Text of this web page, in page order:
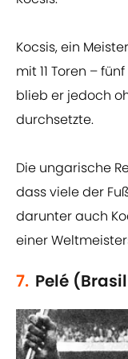
Kocsis, ein
mit 11 Toren –
blieb er jedoch
durchsetzte.
Die ungarische
dass viele der
darunter auch
einer
7. Pelé